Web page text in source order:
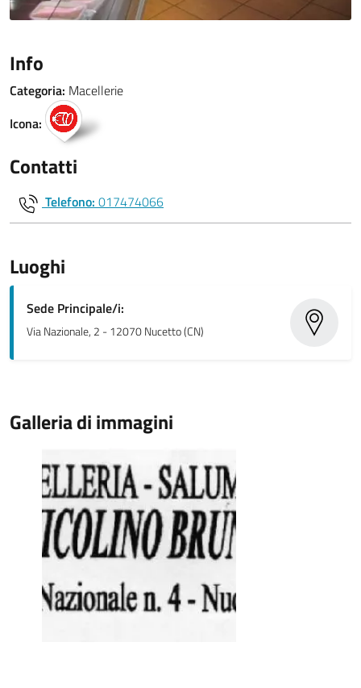
Info
Categoria: Macellerie
Icona:
Contatti
Telefono: 017474066
Luoghi
Sede Principale/i:
Via Nazionale, 2 - 12070 Nucetto (CN)
Galleria di immagini